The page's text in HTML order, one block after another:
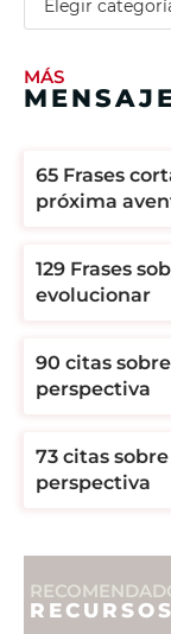
MÁS
65 Frases
próxima
129 Frases
evolucionar
90 citas
perspectiva
73 citas
perspectiva
RECURSOS